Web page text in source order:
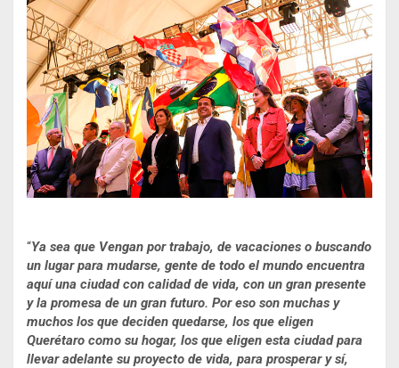
“Ya sea que Vengan por trabajo, de vacaciones o buscando
un lugar para mudarse, gente de todo el mundo encuentra
aquí una ciudad con calidad de vida, con un gran presente
y la promesa de un gran futuro. Por eso son muchas y
muchos los que deciden quedarse, los que eligen
Querétaro como su hogar, los que eligen esta ciudad para
llevar adelante su proyecto de vida, para prosperar y sí,